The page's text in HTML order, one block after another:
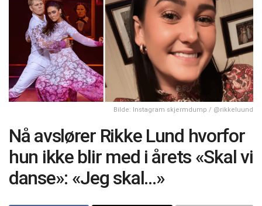
Bilde: Instagram skjermdump / @rikkeluund
Nå avslører Rikke Lund hvorfor
hun ikke blir med i årets «Skal vi
danse»: «Jeg skal…»